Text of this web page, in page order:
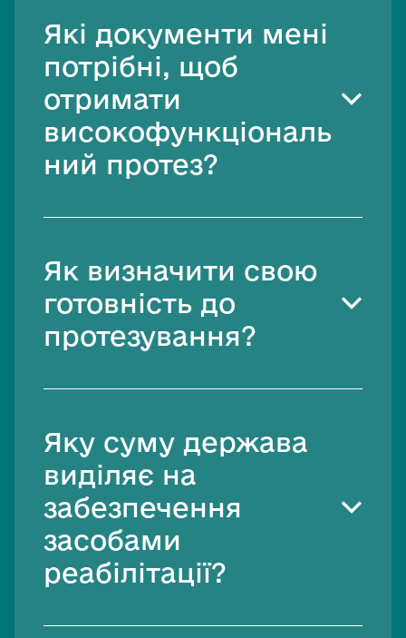
Увесь перелік засобів реабілітації
Які документи мені
потрібні, щоб
отримати
високофункціональ
ний протез?
Як визначити свою
готовність до
протезування?
Яку суму держава
виділяє на
забезпечення
засобами
реабілітації?